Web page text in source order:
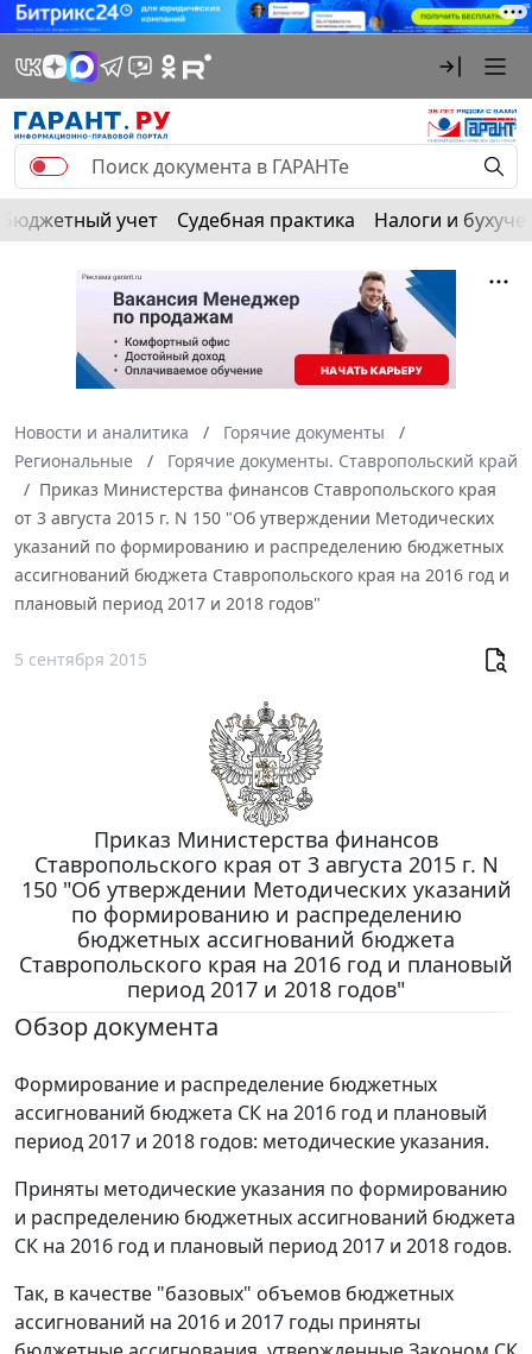
Бюджетный учет Судебная практика Налоги и
Новости и аналитика
Горячие документы
Региональные
Горячие документы. Ставропольский край
Приказ Министерства финансов Ставропольского края
от 3 августа 2015 г. N 150 "Об утверждении Методических
указаний по формированию и распределению бюджетных
ассигнований бюджета Ставропольского края на 2016 год и
плановый период 2017 и 2018 годов"
5 сентября 2015
Приказ Министерства финансов
Ставропольского края от 3 августа 2015 г. N
150 "Об утверждении Методических указаний
по формированию и распределению
бюджетных ассигнований бюджета
Ставропольского края на 2016 год и плановый
период 2017 и 2018 годов"
Обзор документа
Формирование и распределение бюджетных
ассигнований бюджета СК на 2016 год и плановый
период 2017 и 2018 годов: методические указания.
Приняты методические указания по формированию
и распределению бюджетных ассигнований бюджета
СК на 2016 год и плановый период 2017 и 2018 годов.
Так, в качестве "базовых" объемов бюджетных
ассигнований на 2016 и 2017 годы приняты